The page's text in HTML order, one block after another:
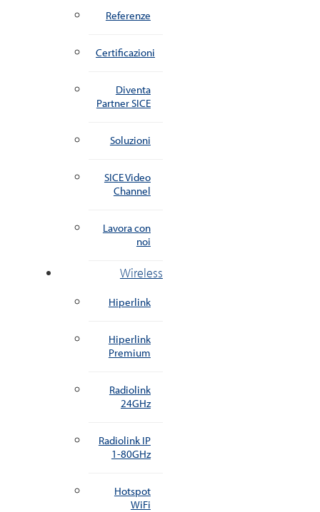
Referenze
Certificazioni
Diventa
Partner SICE
Soluzioni
SICE Video
Channel
Lavora con
noi
Wireless
Hiperlink
Hiperlink
Premium
Radiolink
24GHz
Radiolink IP
1-80GHz
Hotspot
WiFi